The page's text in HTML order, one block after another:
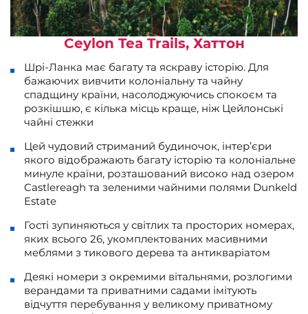
Ceylon Tea Trails, Хаттон
Шрі-Ланка має багату та яскраву історію. Для
бажаючих вивчити колоніальну та чайну
спадщину країни, насолоджуючись спокоєм та
розкішшю, є кілька місць краще, ніж Цейлонські
чайні стежки
Цей чудовий стриманий будиночок, інтер’єри
якого відображають багату історію та колоніальне
минуле країни, розташований високо над озером
Castlereagh та зеленими чайними полями Dunkeld
Estate
Гості зупиняються у світлих та просторих номерах,
яких всього 26, укомплектованих масивними
меблями з тикового дерева та антикваріатом
Деякі номери з окремими вітальнями, розлогими
верандами та приватними садами імітують
відчуття перебування у великому приватному